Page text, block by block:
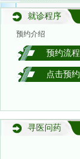
就诊程序
预约介绍
预约流程
点击预约
寻医问药